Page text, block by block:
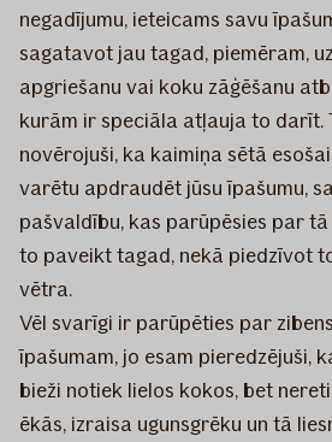
negadījumu, ieteicams savu
sagatavot jau tagad, piemēram,
apgriešanu vai koku zāģēšanu
kurām ir speciāla atļauja to darīt.
novērojuši, ka kaimiņa sētā
varētu apdraudēt jūsu īpašumu,
pašvaldību, kas parūpēsies par
to paveikt tagad, nekā piedzīvot
vētra.
Vēl svarīgi ir parūpēties par
īpašumam, jo esam pieredzējuši,
bieži notiek lielos kokos, bet
ēkās, izraisa ugunsgrēku un tā